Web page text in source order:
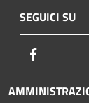
SEGUICI SU